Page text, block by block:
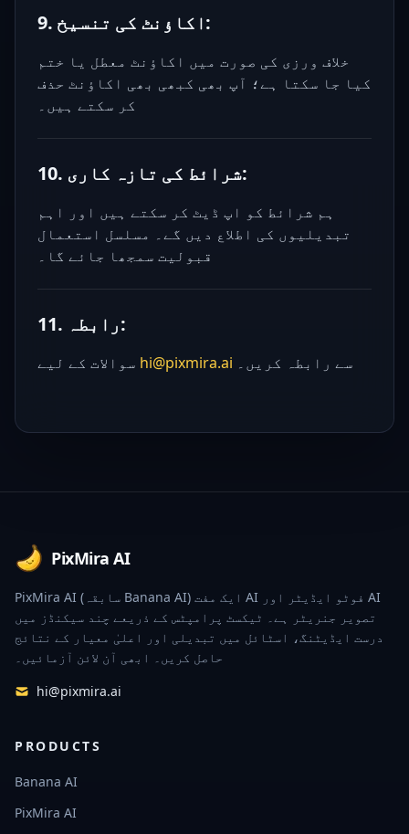
9. اکاؤنٹ کی تنسیخ:
خلاف ورزی کی صورت میں اکاؤنٹ معطل یا ختم
کیا جا سکتا ہے؛ آپ بھی کبھی بھی اکاؤنٹ حذف
کر سکتے ہیں۔
10. شرائط کی تازہ کاری:
ہم شرائط کو اپ ڈیٹ کر سکتے ہیں اور اہم
تبدیلیوں کی اطلاع دیں گے۔ مسلسل استعمال
قبولیت سمجھا جائے گا۔
11. رابطہ:
hi@pixmira.ai سے رابطہ کریں۔
PixMira AI
PixMira AI (سابقہ Banana AI) ایک مفت AI فوٹو ایڈیٹر اور AI
تصویر جنریٹر ہے۔ ٹیکسٹ پرامپٹس کے ذریعے چند سیکنڈز میں
درست ایڈیٹنگ، اسٹائل میں تبدیلی اور اعلیٰ معیار کے نتائج
حاصل کریں۔ ابھی آن لائن آزمائیں۔
hi@pixmira.ai
PRODUCTS
Banana AI
PixMira AI